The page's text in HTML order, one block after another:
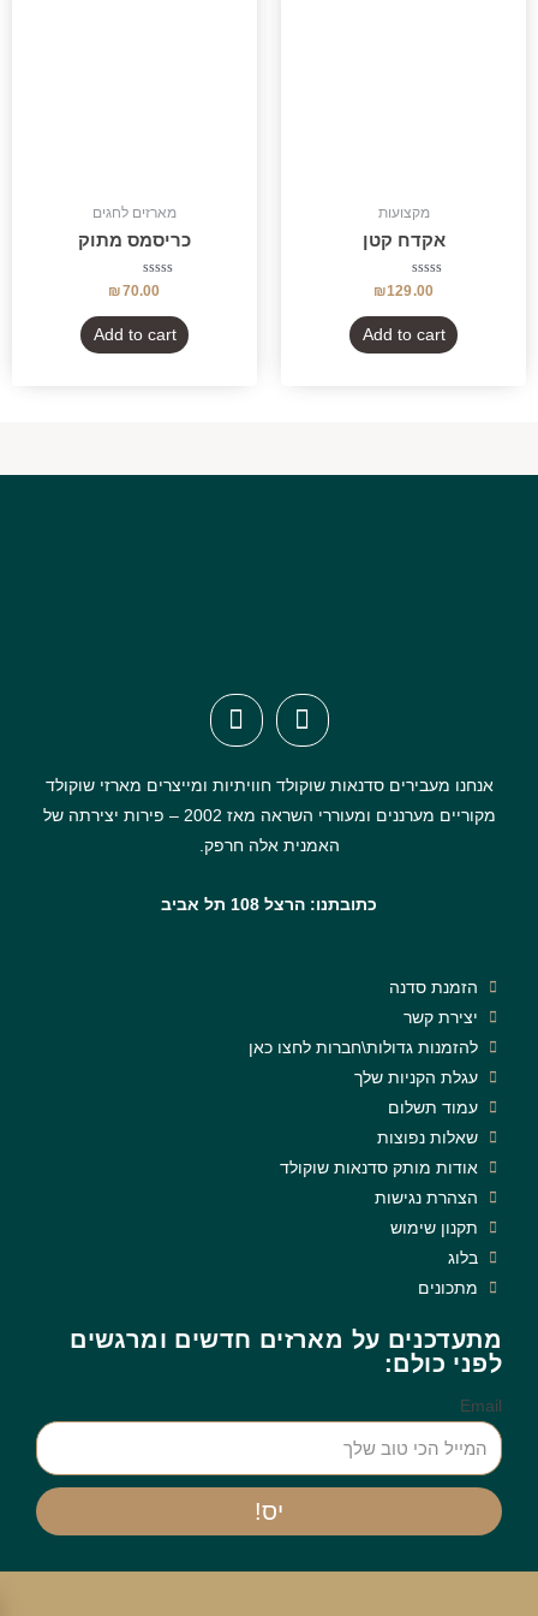
מקצועות
אקדח קטן
Rated
out
5
₪129.00
Add to cart
מארזים לחגים
כריסמס מתוק
Rated
out
5
₪70.00
Add to cart
אנחנו מעבירים סדנאות שוקולד חוויתיות ומייצרים מארזי שוקולד
מקוריים מערננים ומעוררי השראה מאז 2002 – פירות יצירתה של
האמנית אלה חרפק.
כתובתנו: הרצל 108 תל אביב
הזמנת סדנה
יצירת קשר
להזמנות גדולות\חברות לחצו כאן
עגלת הקניות שלך
עמוד תשלום
שאלות נפוצות
אודות מותק סדנאות שוקולד
הצהרת נגישות
תקנון שימוש
בלוג
מתכונים
מתעדכנים על מארזים חדשים ומרגשים
לפני כולם:
Email
יס!